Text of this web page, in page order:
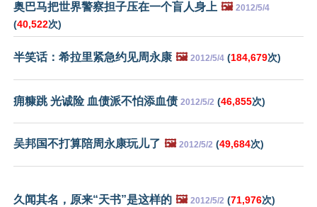
奥巴马把世界警察担子压在一个盲人身上 🖼️ 2012/5/4
(40,522次)
半笑话：希拉里紧急约见周永康 🖼️ 2012/5/4 (184,679次)
痈糠跳 光诚险 血债派不怕添血债 2012/5/2 (46,855次)
吴邦国不打算陪周永康玩儿了 🖼️ 2012/5/2 (49,684次)
久闻其名，原来“天书”是这样的 🖼️ 2012/5/2 (71,976次)